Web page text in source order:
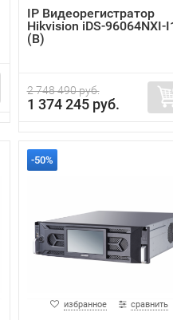
IP Видеорегистратор
Hikvision iDS-96064NXI-
(B)
2 748 490 руб.
1 374 245 руб.
-50%
избранное сравнить